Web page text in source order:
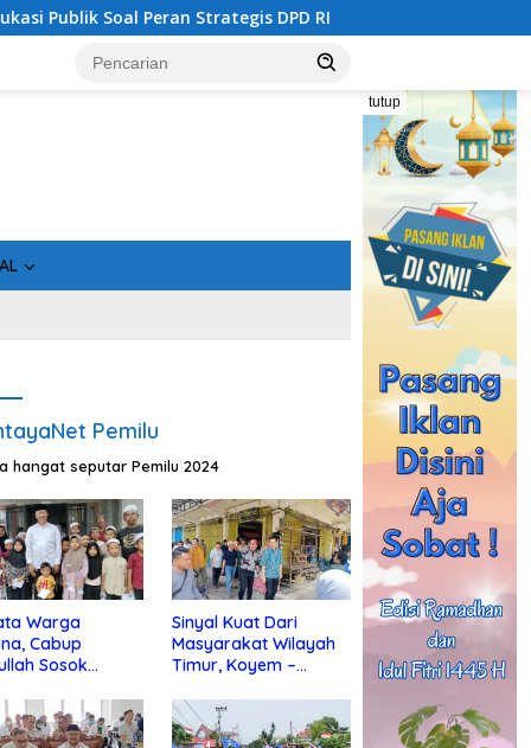
Peran Strategis DPD RI Sinergi Perang Melawan
tutup
Pemilu
hangat seputar Pemilu 2024
Warga
Cabup
Sosok
Sinyal Kuat Dari
Masyarakat Wilayah
Timur, Koyem –
di Kotim